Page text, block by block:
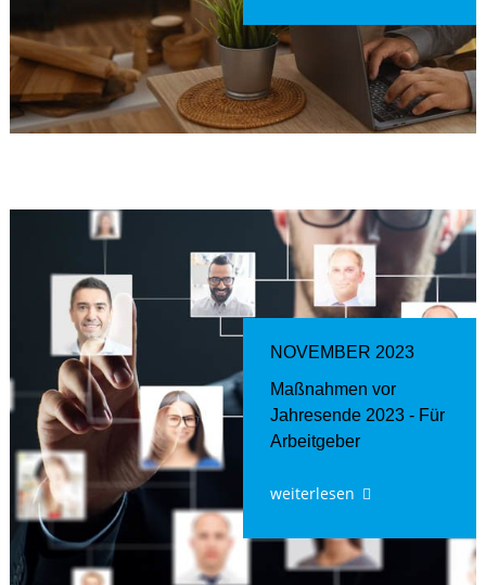
NOVEMBER 2023
Maßnahmen vor
Jahresende 2023 - Für
Arbeitgeber
weiterlesen